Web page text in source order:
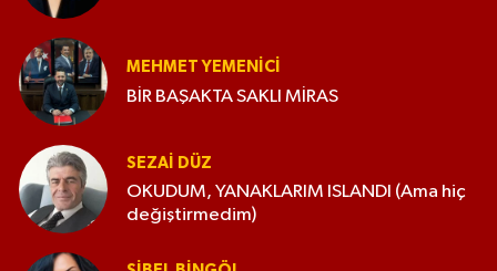
MEHMET YEMENICI
BİR BAŞAKTA SAKLI MİRAS
SEZAI DÜZ
OKUDUM, YANAKLARIM ISLANDI (Ama hiç
değiştirmedim)